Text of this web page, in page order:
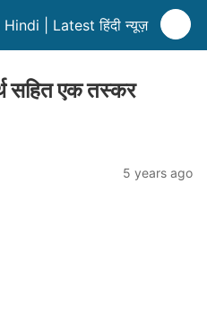
| Latest हिंदी न्यूज़
सहित एक तस्कर
5 years ago